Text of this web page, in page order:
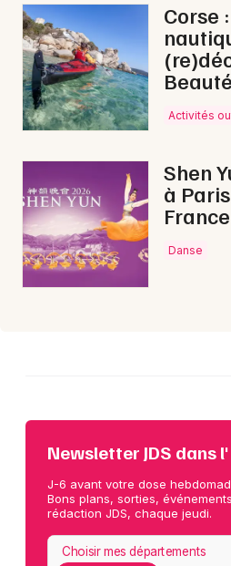
34 - Hérault
Choisir mes départements
Mon email
Je
Corse
Beauté
Activités
Shen
à
Danse
Newsletter JDS dans
J-6 avant votre dose
Bons plans, sorties,
rédaction JDS, chaque jeudi.
Choisir mes départements